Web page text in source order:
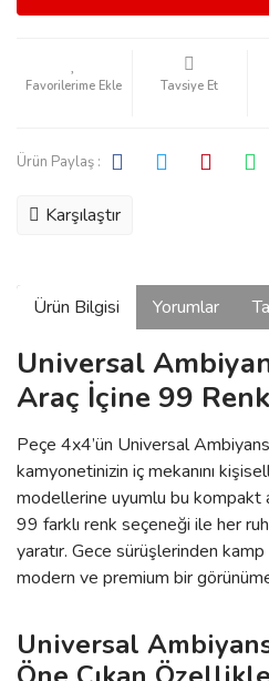
Tavsiye Et
Ürün Paylaş :
Karşılaştır
Ürün Bilgisi Yorumlar
Universal
Araç İçine 99
Peçe 4x4’ün Universal
kamyonetinizin iç mekanını
modellerine uyumlu bu kompakt
99 farklı renk seçeneği ile her
yaratır. Gece sürüşlerinden kamp
modern ve premium bir
Universal